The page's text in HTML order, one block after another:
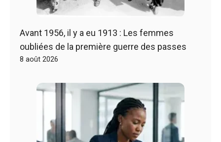
Avant 1956, il y a eu 1913 : Les femmes
oubliées de la première guerre des passes
8 août 2026